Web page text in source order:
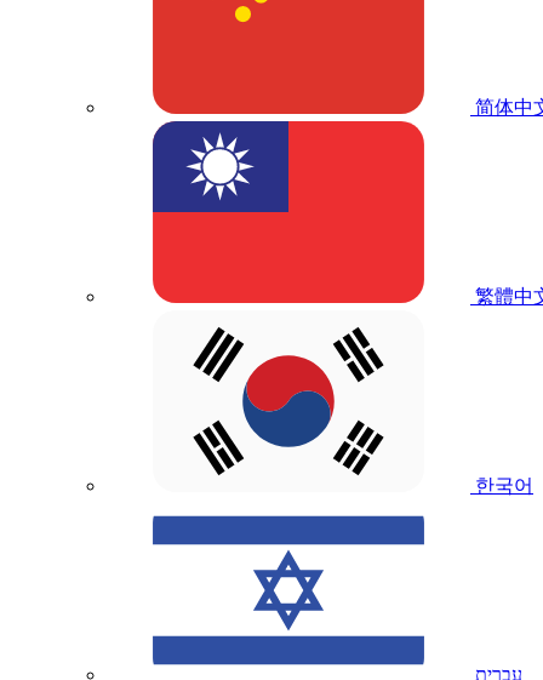
简体中
繁體中
한국어
עברית